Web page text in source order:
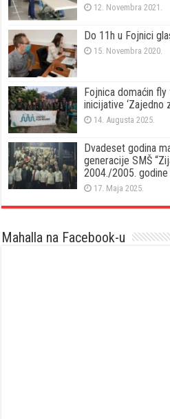
12. Novembra 2021.
Do 11h u Fojnici
15. Novembra 2020.
Fojnica domaćin fly
inicijative ‘Zajedno
14. Augusta 2025.
Dvadeset godina
generacije SMŠ
2004./2005. godine
17. Maja 2025.
Mahalla na Facebook-u